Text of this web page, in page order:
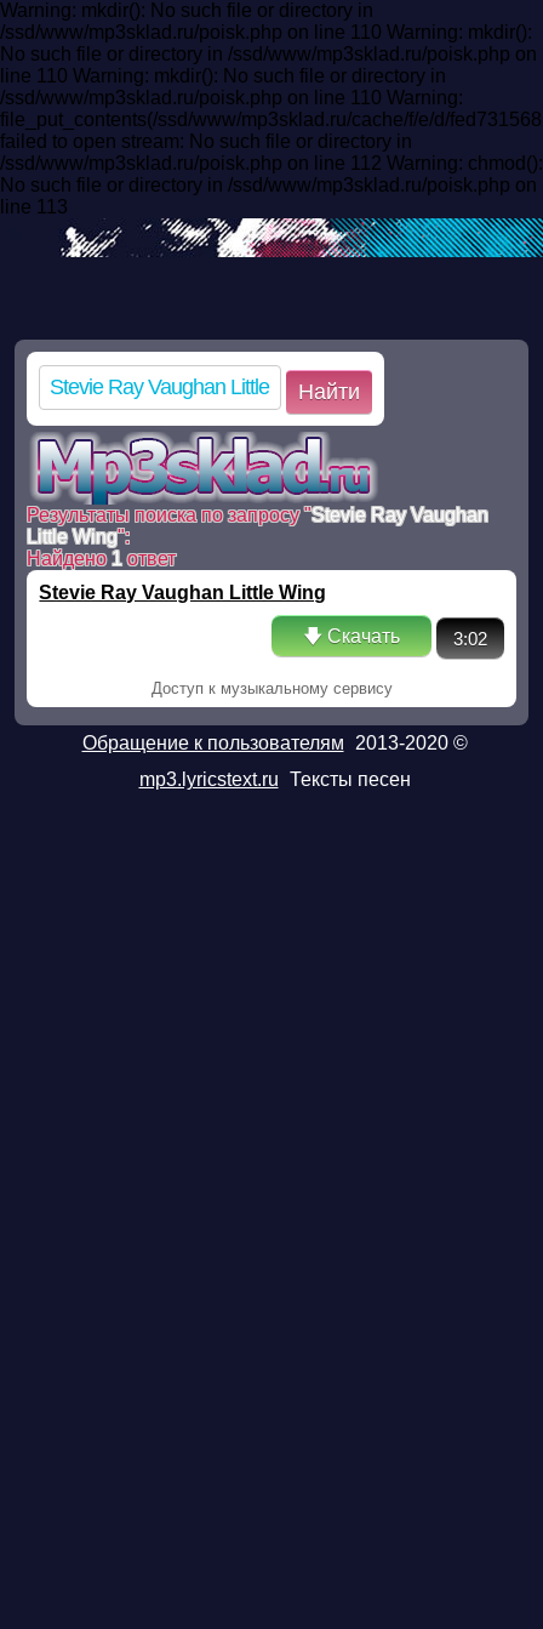
Warning: mkdir(): No such file or directory in
/ssd/www/mp3sklad.ru/poisk.php on line 110 Warning: mkdir():
No such file or directory in /ssd/www/mp3sklad.ru/poisk.php on
line 110 Warning: mkdir(): No such file or directory in
/ssd/www/mp3sklad.ru/poisk.php on line 110 Warning:
file_put_contents(/ssd/www/mp3sklad.ru/cache/f/e/d/
failed to open stream: No such file or directory in
/ssd/www/mp3sklad.ru/poisk.php on line 112 Warning: chmod():
No such file or directory in /ssd/www/mp3sklad.ru/poisk.php on
line 113
Найти
Результаты поиска по запросу "Stevie Ray Vaughan
Little Wing":
Найдено1ответ
Stevie Ray Vaughan Little Wing
🡇 Скачать 3:02
Доступ к музыкальному сервису
Обращение к пользователям
2013-2020 ©
mp3.lyricstext.ru Тексты песен